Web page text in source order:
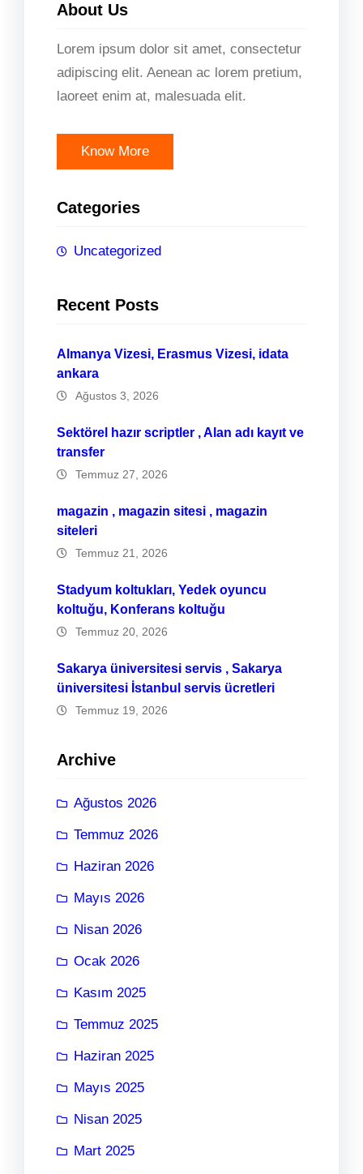
About Us
Lorem ipsum dolor sit amet, consectetur
adipiscing elit. Aenean ac lorem pretium,
laoreet enim at, malesuada elit.
Know More
Categories
Uncategorized
Recent Posts
Almanya Vizesi, Erasmus Vizesi, idata
ankara
Ağustos 3, 2026
Sektörel hazır scriptler , Alan adı kayıt ve
transfer
Temmuz 27, 2026
magazin , magazin sitesi , magazin
siteleri
Temmuz 21, 2026
Stadyum koltukları, Yedek oyuncu
koltuğu, Konferans koltuğu
Temmuz 20, 2026
Sakarya üniversitesi servis , Sakarya
üniversitesi İstanbul servis ücretleri
Temmuz 19, 2026
Archive
Ağustos 2026
Temmuz 2026
Haziran 2026
Mayıs 2026
Nisan 2026
Ocak 2026
Kasım 2025
Temmuz 2025
Haziran 2025
Mayıs 2025
Nisan 2025
Mart 2025